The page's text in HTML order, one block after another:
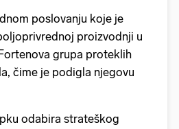
poslovanju koje je
proizvodnji u
grupa proteklih
čime je podigla njegovu
odabira strateškog